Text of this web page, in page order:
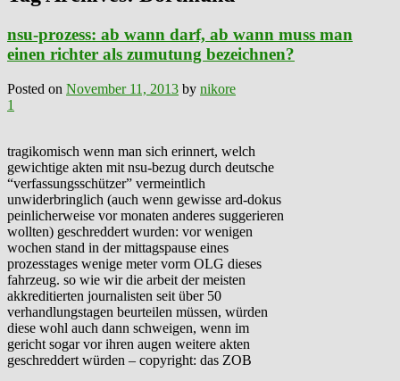
nsu-prozess: ab wann darf, ab wann muss man
einen richter als zumutung bezeichnen?
Posted on November 11, 2013 by nikore
1
tragikomisch wenn man sich erinnert, welch
gewichtige akten mit nsu-bezug durch deutsche
“verfassungsschützer” vermeintlich
unwiderbringlich (auch wenn gewisse ard-dokus
peinlicherweise vor monaten anderes suggerieren
wollten) geschreddert wurden: vor wenigen
wochen stand in der mittagspause eines
prozesstages wenige meter vorm OLG dieses
fahrzeug. so wie wir die arbeit der meisten
akkreditierten journalisten seit über 50
verhandlungstagen beurteilen müssen, würden
diese wohl auch dann schweigen, wenn im
gericht sogar vor ihren augen weitere akten
geschreddert würden – copyright: das ZOB